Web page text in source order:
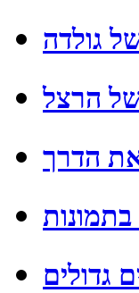
גולדה
הרצל
הדרך
גדולים